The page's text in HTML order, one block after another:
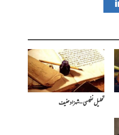
تحلیل نفیسی – شہزاد حنیف